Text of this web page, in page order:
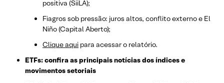
positiva (SiiLA);
Fiagros sob pressão: juros altos, conflito externo e El
Niño (Capital Aberto);
Clique aqui para acessar o relatório.
ETFs: confira as principais notícias dos índices e
movimentos setoriais